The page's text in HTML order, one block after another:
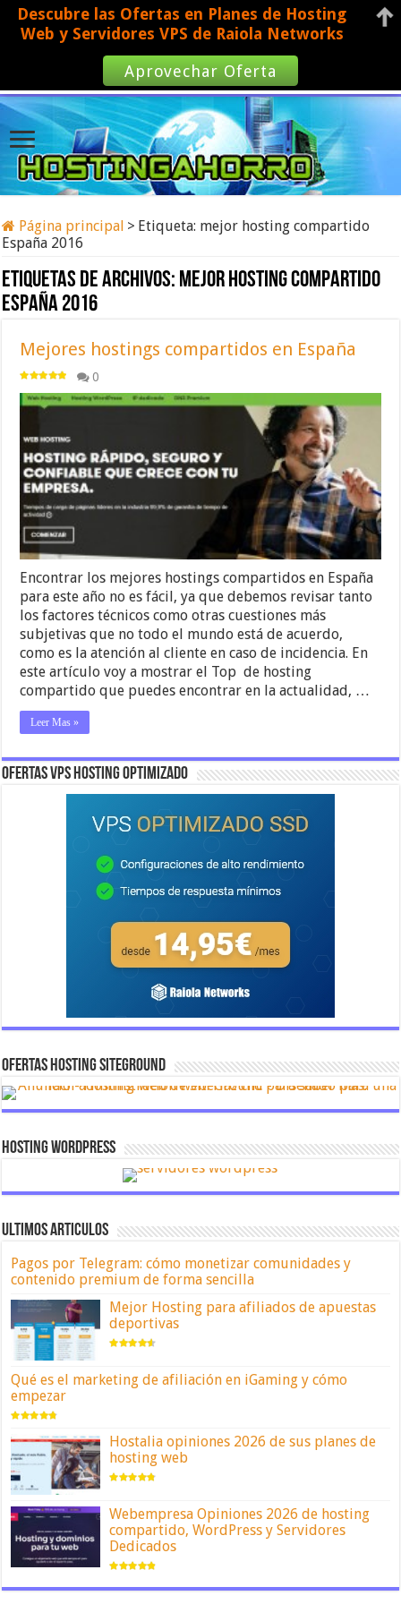
Página principal > Etiqueta: mejor hosting compartido
España 2016
Etiquetas de archivos: mejor hosting compartido
España 2016
Mejores hostings compartidos en España
0
Encontrar los mejores hostings compartidos en España
para este año no es fácil, ya que debemos revisar tanto
los factores técnicos como otras cuestiones más
subjetivas que no todo el mundo está de acuerdo,
como es la atención al cliente en caso de incidencia. En
este artículo voy a mostrar el Top de hosting
compartido que puedes encontrar en la actualidad, …
Leer Mas »
OFERTAS VPS HOSTING OPTIMIZADO
OFERTAS HOSTING SITEGROUND
Hosting Wordpress
ULTIMOS ARTICULOS
Pagos por Telegram: cómo monetizar comunidades y
contenido premium de forma sencilla
Mejor Hosting para afiliados de apuestas
deportivas
Qué es el marketing de afiliación en iGaming y cómo
empezar
Hostalia opiniones 2026 de sus planes de
hosting web
Webempresa Opiniones 2026 de hosting
compartido, WordPress y Servidores
Dedicados
Descubre las Ofertas en Planes de Hosting
Web y Servidores VPS de Raiola Networks
Aprovechar Oferta